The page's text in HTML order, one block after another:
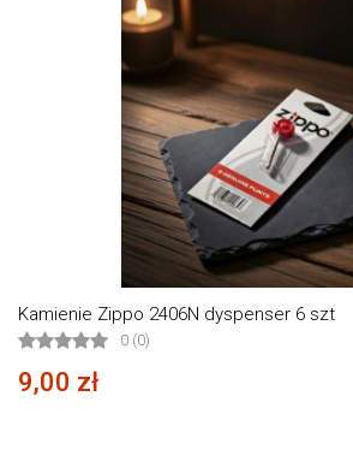
Kamienie Zippo 2406N dyspenser 6 szt
0 (0)
9,00 zł